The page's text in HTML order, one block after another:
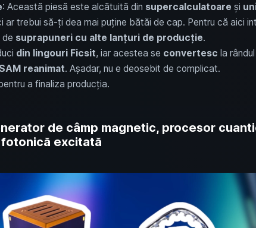
: Această piesă este alcătuită din supercalculatoare și
ar trebui să-ți dea mai puține bătăi de cap. Pentru că aici
de suprapuneri cu alte lanțuri de producție.
din lingouri Ficsit, iar acestea se convertesc la
reanimat. Așadar, nu e deosebit de complicat.
a finaliza producția.
de câmp magnetic, procesor
excitată